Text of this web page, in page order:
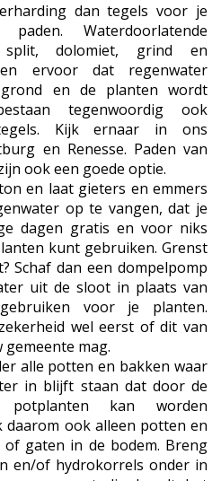
dan tegels voor je
Waterdoorlatende
split, dolomiet, grind en
ervoor dat regenwater
en de planten wordt
tegenwoordig ook
Kijk ernaar in ons
en Renesse. Paden van
ook een goede optie.
en laat gieters en emmers
op te vangen, dat je
dagen gratis en voor niks
kunt gebruiken. Grenst
Schaf dan een dompelpomp
uit de sloot in plaats van
voor je planten.
wel eerst of dit van
mag.
alle potten en bakken waar
in blijft staan dat door de
kan worden
daarom ook alleen potten en
gaten in de bodem. Breng
en/of hydrokorrels onder in